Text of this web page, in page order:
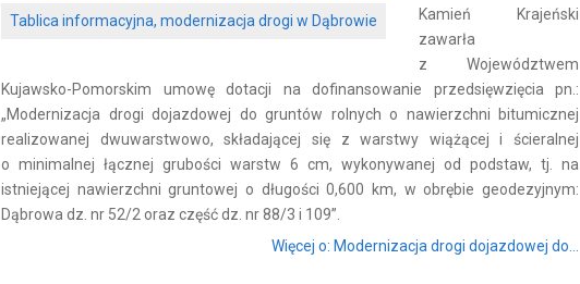
Tablica informacyjna, modernizacja drogi w Dąbrowie
Kamień Krajeński
zawarła
z Województwem
Kujawsko-Pomorskim umowę dotacji na dofinansowanie przedsięwzięcia pn.:
„Modernizacja drogi dojazdowej do gruntów rolnych o nawierzchni bitumicznej
realizowanej dwuwarstwowo, składającej się z warstwy wiążącej i ścieralnej
o minimalnej łącznej grubości warstw 6 cm, wykonywanej od podstaw, tj. na
istniejącej nawierzchni gruntowej o długości 0,600 km, w obrębie geodezyjnym:
Dąbrowa dz. nr 52/2 oraz część dz. nr 88/3 i 109”.
Więcej o: Modernizacja drogi dojazdowej do...